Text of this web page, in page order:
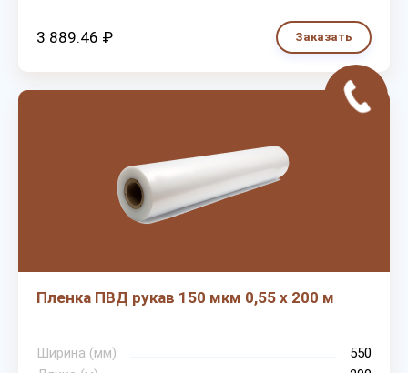
3 889.46 ₽ Заказать
Пленка ПВД рукав 150 мкм 0,55 х 200 м
Ширина (мм)
550